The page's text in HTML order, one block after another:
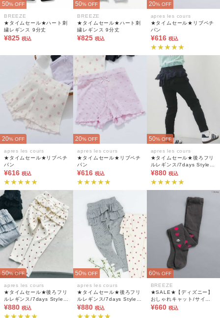
50% OFF
BREEZE
★タイムセール★ハート刺
繍レギンス 9分丈
¥825 税込
50% OFF
BREEZE
★タイムセール★ハート刺
繍レギンス 9分丈
¥825 税込
20% OFF
apres les cours
★タイムセール★リブペチ
パン
¥616 税込
20% OFF
apres les cours
★タイムセール★リブペチ
パン
¥616 税込
20% OFF
apres les cours
★タイムセール★リブペチ
パン
¥616 税込
50% OFF
apres les cours
★タイムセール★後ろフリ
ルレギンス/7days Style
pants 10分丈
¥880 税込
50% OFF
apres les cours
★タイムセール★後ろフリ
ルレギンス/7days Style
pants 10分丈
¥880 税込
50% OFF
apres les cours
★タイムセール★後ろフリ
ルレギンス/7days Style
pants 10分丈
¥880 税込
60% OFF
BREEZE
★SALE★【ディズニー】
おしゃれキャット/サイド
ハートタイツ
¥660 税込